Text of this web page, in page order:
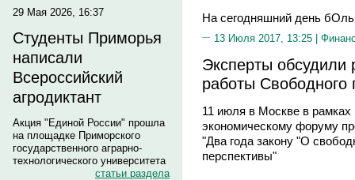
29 Мая 2026, 16:37
Студенты Приморья
написали
Всероссийский
агродиктант
Акция "Единой России" прошла
на площадке Приморского
государственного аграрно-
технологического университета
статьи раздела
На сегодняшний день
13 Июля 2017, 13:25 |
Эксперты обсудили
работы Свободного
11 июля в Москве в рамках
экономическому форуму
"Два года закону "О
перспективы"